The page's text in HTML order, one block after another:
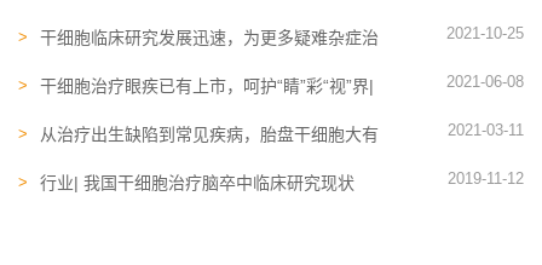
干细胞临床研究发展迅速，为更多疑难杂症治
2021-10-25
干细胞治疗眼疾已有上市，呵护“睛”彩“视”界|
2021-06-08
从治疗出生缺陷到常见疾病，胎盘干细胞大有
2021-03-11
行业| 我国干细胞治疗脑卒中临床研究现状 2019-11-12